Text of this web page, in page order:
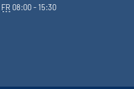
FR 08:00 - 15:30